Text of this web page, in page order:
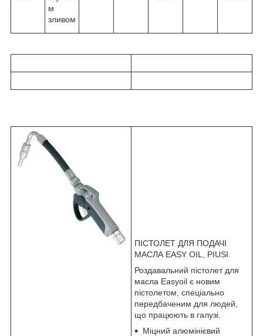
м
зливом
ПІСТОЛЕТ ДЛЯ ПОДАЧІ
МАСЛА EASY OIL, PIUSI.
Роздавальний пістолет для
масла Easyoil є новим
пістолетом, спеціально
передбаченим для людей,
що працюють в галузі.
Міцний алюмінієвий